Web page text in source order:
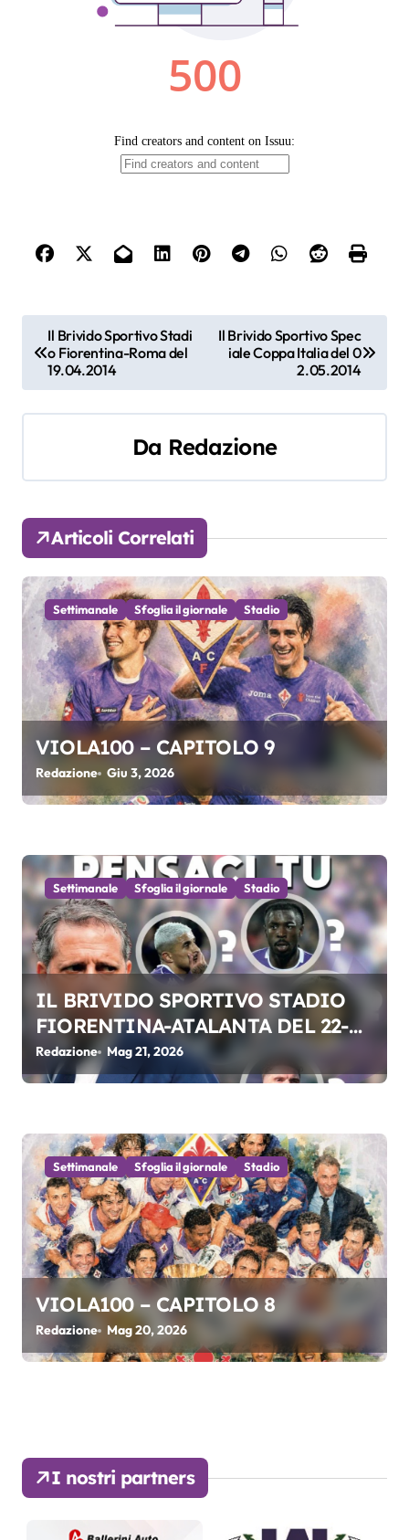
a
v
g
a
z
i
o
n
e
a
i
c
o
l
i
Il Brivido Sportivo Stadi
o Fiorentina-Roma del
19.04.2014
Il Brivido Sportivo Spec
iale Coppa Italia del 0
2.05.2014
Da Redazione
Articoli Correlati
Settimanale Sfoglia il giornale Stadio
VIOLA100 – CAPITOLO 9
Redazione Giu 3, 2026
Settimanale Sfoglia il giornale Stadio
IL BRIVIDO SPORTIVO STADIO
FIORENTINA-ATALANTA DEL 22-
05-2026
Redazione Mag 21, 2026
Settimanale Sfoglia il giornale Stadio
VIOLA100 – CAPITOLO 8
Redazione Mag 20, 2026
I nostri partners